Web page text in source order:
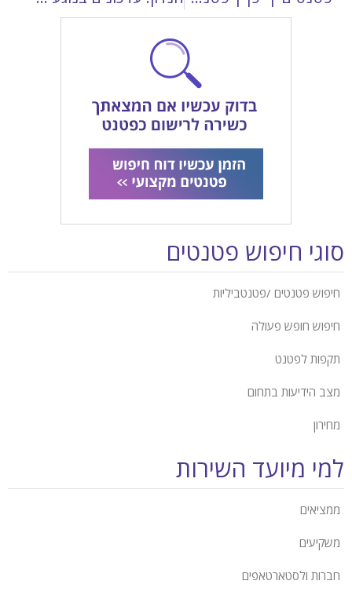
סוגי חיפוש פטנטים
חיפוש פטנטים /פטנטביליות
חיפוש חופש פעולה
תקפות לפטנט
מצב הידיעות בתחום
מחירון
למי מיועד השירות
ממציאים
משקיעים
חברות ולסטארטאפים